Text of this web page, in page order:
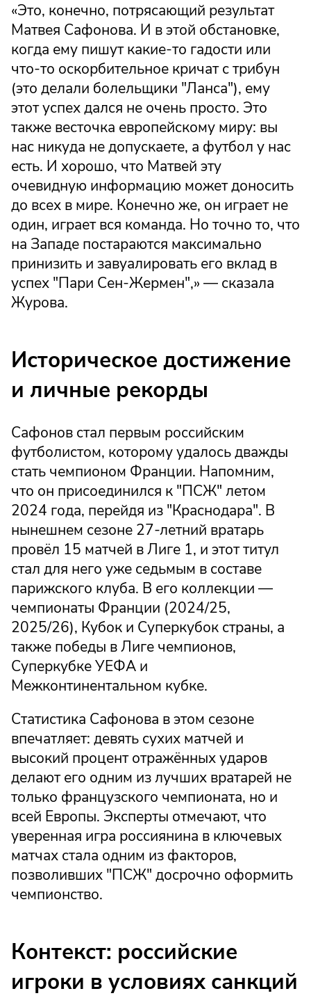
«Это, конечно, потрясающий результат
Матвея Сафонова. И в этой обстановке,
когда ему пишут какие-то гадости или
что-то оскорбительное кричат с трибун
(это делали болельщики "Ланса"), ему
этот успех дался не очень просто. Это
также весточка европейскому миру: вы
нас никуда не допускаете, а футбол у нас
есть. И хорошо, что Матвей эту
очевидную информацию может доносить
до всех в мире. Конечно же, он играет не
один, играет вся команда. Но точно то, что
на Западе постараются максимально
принизить и завуалировать его вклад в
успех "Пари Сен-Жермен",» — сказала
Журова.
Историческое достижение
и личные рекорды
Сафонов стал первым российским
футболистом, которому удалось дважды
стать чемпионом Франции. Напомним,
что он присоединился к "ПСЖ" летом
2024 года, перейдя из "Краснодара". В
нынешнем сезоне 27-летний вратарь
провёл 15 матчей в Лиге 1, и этот титул
стал для него уже седьмым в составе
парижского клуба. В его коллекции —
чемпионаты Франции (2024/25,
2025/26), Кубок и Суперкубок страны, а
также победы в Лиге чемпионов,
Суперкубке УЕФА и
Межконтинентальном кубке.
Статистика Сафонова в этом сезоне
впечатляет: девять сухих матчей и
высокий процент отражённых ударов
делают его одним из лучших вратарей не
только французского чемпионата, но и
всей Европы. Эксперты отмечают, что
уверенная игра россиянина в ключевых
матчах стала одним из факторов,
позволивших "ПСЖ" досрочно оформить
чемпионство.
Контекст: российские
игроки в условиях санкций